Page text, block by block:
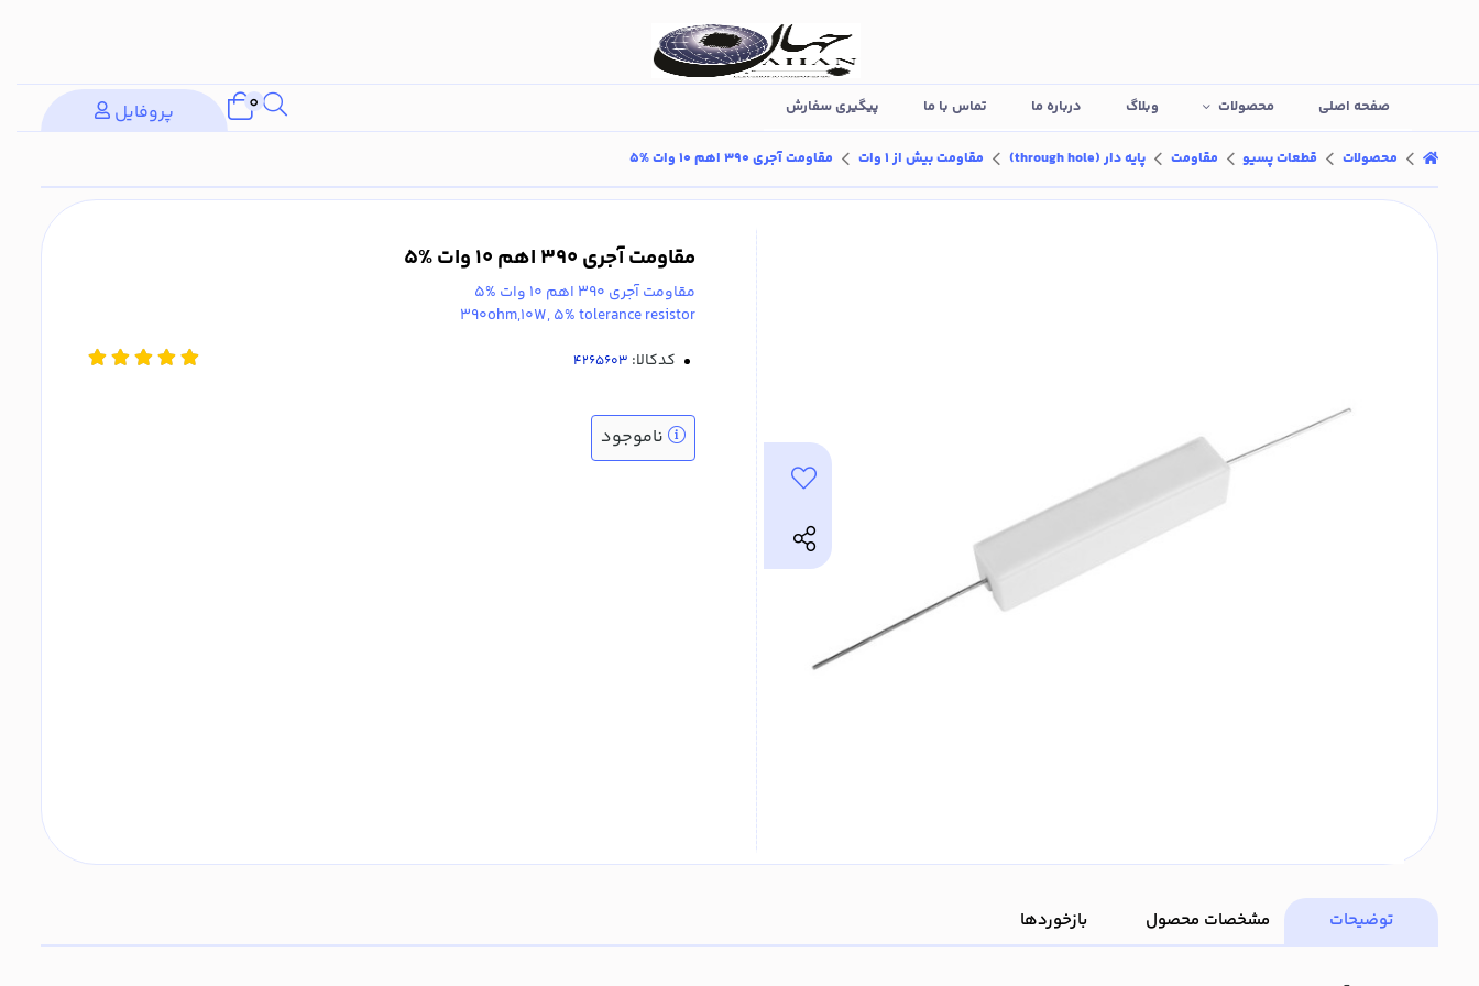
صفحه اصلی محصولات وبلاگ درباره ما تماس با ما پیگیری سفارش 0 پروفایل
محصولات قطعات پسیو مقاومت پایه دار (through hole) مقاومت بیش از 1 وات مقاومت آجری 390 اهم 10 وات %5
مقاومت آجری 390 اهم 10 وات %5
مقاومت آجری 390 اهم 10 وات %5
390ohm,10W, 5% tolerance resistor
کدکالا:
ناموجود
توضیحات مشخصات محصول بازخوردها